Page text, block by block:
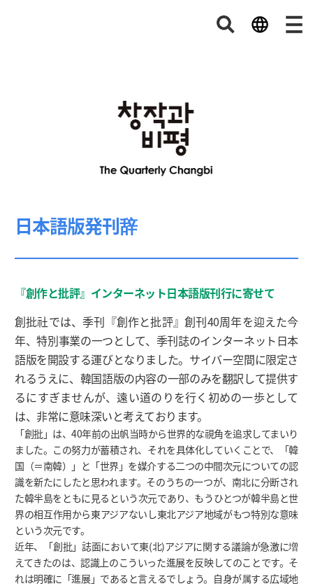
日本語版発刊辞
『創作と批評』インターネット日本語版刊行に寄せて
創批社では、季刊『創作と批評』創刊40周年を迎えた今
年、特別事業の一つとして、季刊誌のインターネット日本
語版を開設する運びとなりました。サイバー空間に限定さ
れるうえに、韓国語版の内容の一部のみを翻訳して提供す
るにすぎませんが、遠い道のりを行く初めの一歩として
は、非常に意味深いと考えております。
「創批」は、40年前の出帆当時から世界的な視角を追求してまいり
ました。この努力が蓄積され、それを具体化していくことで、「韓
国（＝南韓）」と「世界」を媒介する二つの中間次元についての認
識を新たにしたと思われます。そのうちの一つが、南北に分断され
た韓半島をともに見るという次元であり、もうひとつが韓半島と世
界の相互作用から東アジアないし東北アジア地域がもつ特別な意味
という次元です。
近年、「創批」誌面において東(北)アジアに関する議論が急激に増
えてきたのは、認識上のこういった進展を反映してのことです。そ
れは明確に「進展」であると言えるでしょう。自身が属する広域地